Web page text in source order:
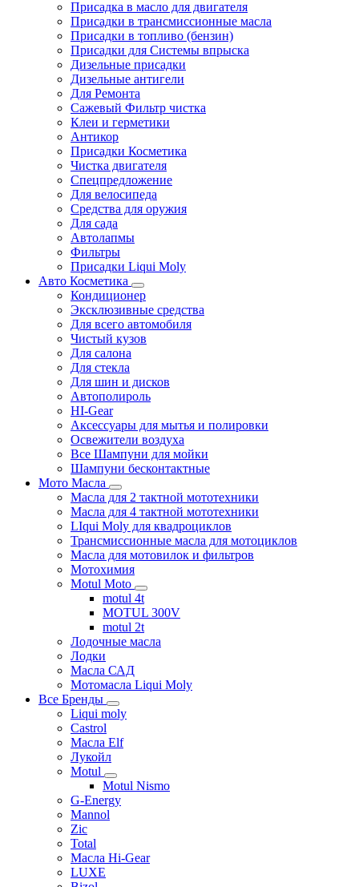
Присадка в масло для двигателя
Присадки в трансмиссионные масла
Присадки в топливо (бензин)
Присадки для Системы впрыска
Дизельные присадки
Дизельные антигели
Для Ремонта
Сажевый Фильтр чистка
Клеи и герметики
Антикор
Присадки Косметика
Чистка двигателя
Спецпредложение
Для велосипеда
Средства для оружия
Для сада
Автолапмы
Фильтры
Присадки Liqui Moly
Авто Косметика
Кондиционер
Эксклюзивные средства
Для всего автомобиля
Чистый кузов
Для салона
Для стекла
Для шин и дисков
Автополироль
HI-Gear
Аксессуары для мытья и полировки
Освежители воздуха
Все Шампуни для мойки
Шампуни бесконтактные
Мото Масла
Масла для 2 тактной мототехники
Масла для 4 тактной мототехники
LIqui Moly для квадроциклов
Трансмиссионные масла для мотоциклов
Масла для мотовилок и фильтров
Мотохимия
Motul Moto
motul 4t
MOTUL 300V
motul 2t
Лодочные масла
Лодки
Масла САД
Мотомасла Liqui Moly
Все Бренды
Liqui moly
Castrol
Масла Elf
Лукойл
Motul
Motul Nismo
G-Energy
Mannol
Zic
Total
Масла Hi-Gear
LUXE